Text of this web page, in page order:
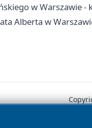
w Warszawie
Alberta w